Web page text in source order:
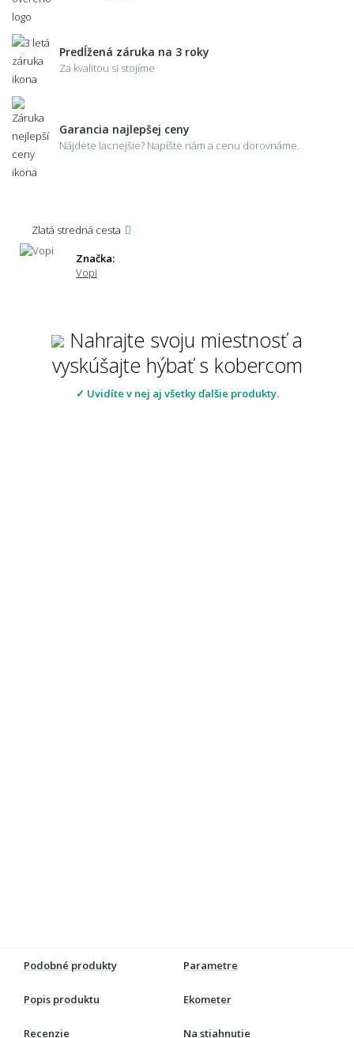
Predĺžená záruka na 3 roky
Za kvalitou si stojíme
Garancia najlepšej ceny
Nájdete lacnejšie? Napíšte nám a cenu dorovnáme.
Zlatá stredná cesta
Značka:
Vopi
Nahrajte svoju miestnosť a
vyskúšajte hýbať s kobercom
✓ Uvidíte v nej aj všetky ďalšie produkty.
Podobné produkty Parametre
Popis produktu Ekometer
Recenzie Na stiahnutie